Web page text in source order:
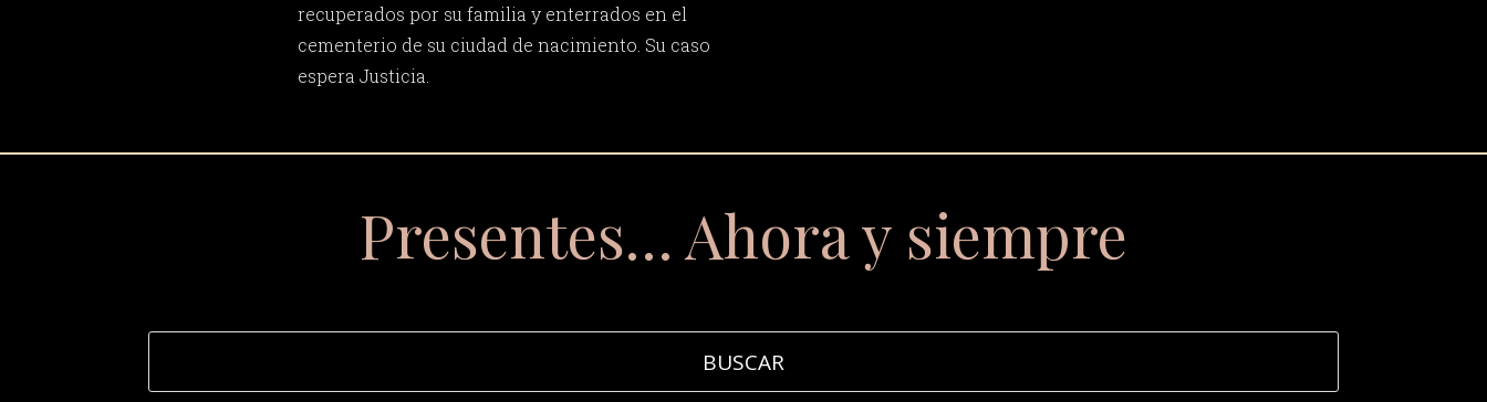
recuperados por su familia y enterrados en el
cementerio de su ciudad de nacimiento. Su caso
espera Justicia.
Presentes… Ahora y siempre